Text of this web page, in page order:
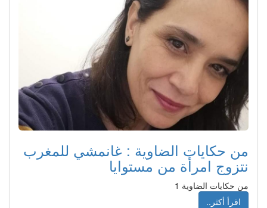
من حكايات الضاوية : غانمشي للمغرب
نتزوج امرأة من مستوايا
من حكايات الضاوية 1
اقرأ أكثر..